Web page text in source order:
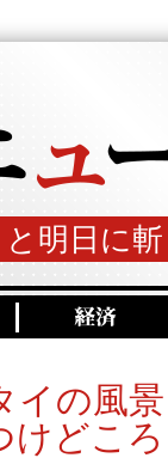
明日に
イの風
けどこ